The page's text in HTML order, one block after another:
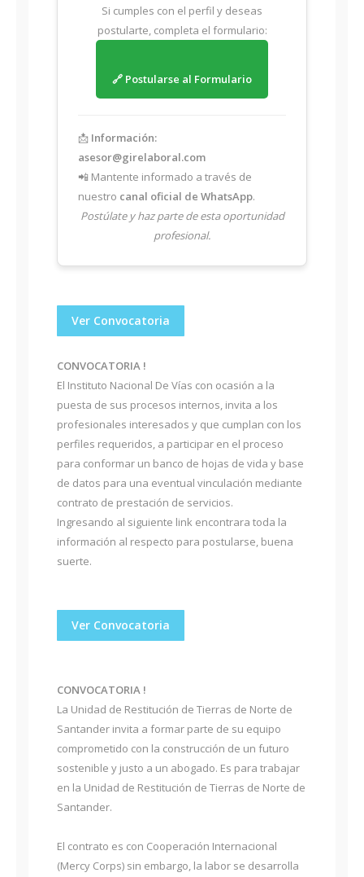
Si cumples con el perfil y deseas
postularte, completa el formulario:
🔗 Postularse al Formulario
📩 Información:
asesor@girelaboral.com
📲 Mantente informado a través de
nuestro canal oficial de WhatsApp.
Postúlate y haz parte de esta oportunidad
profesional.
Ver Convocatoria
CONVOCATORIA !
El Instituto Nacional De Vías con ocasión a la
puesta de sus procesos internos, invita a los
profesionales interesados y que cumplan con los
perfiles requeridos, a participar en el proceso
para conformar un banco de hojas de vida y base
de datos para una eventual vinculación mediante
contrato de prestación de servicios.
Ingresando al siguiente link encontrara toda la
información al respecto para postularse, buena
suerte.
Ver Convocatoria
CONVOCATORIA !
La Unidad de Restitución de Tierras de Norte de
Santander invita a formar parte de su equipo
comprometido con la construcción de un futuro
sostenible y justo a un abogado. Es para trabajar
en la Unidad de Restitución de Tierras de Norte de
Santander.
El contrato es con Cooperación Internacional
(Mercy Corps) sin embargo, la labor se desarrolla